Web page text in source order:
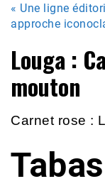
« Une ligne
approche
Louga :
mouton
Carnet rose :